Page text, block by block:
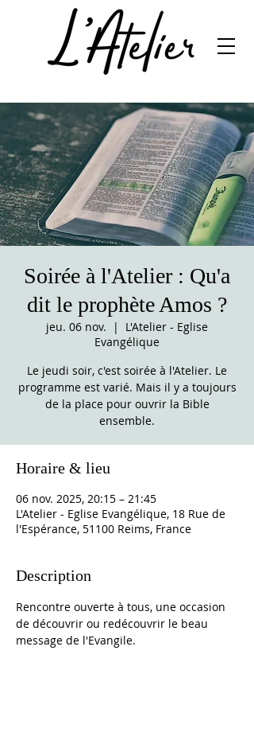
Soirée à l'Atelier : Qu'a
dit le prophète Amos ?
jeu. 06 nov.
  |
L'Atelier - Eglise
Evangélique
Le jeudi soir, c'est soirée à l'Atelier. Le
programme est varié. Mais il y a toujours
de la place pour ouvrir la Bible
ensemble.
Horaire & lieu
06 nov. 2025, 20:15 – 21:45
L'Atelier - Eglise Evangélique, 18 Rue de
l'Espérance, 51100 Reims, France
Description
Rencontre ouverte à tous, une occasion
de découvrir ou redécouvrir le beau
message de l'Evangile.